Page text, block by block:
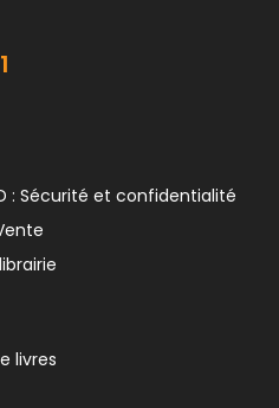
: Sécurité et confidentialité
livres